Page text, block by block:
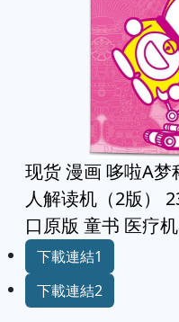
现货 漫画 哆啦A
人解读机（2版）
口原版 童书 医疗
下載連結1
下載連結2